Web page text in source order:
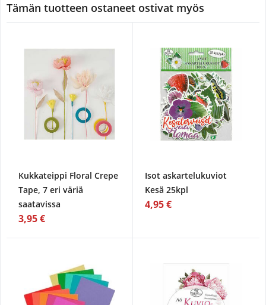
Tämän tuotteen ostaneet ostivat myös
Kukkateippi Floral Crepe
Tape, 7 eri väriä
saatavissa
3,95 €
Isot askartelukuviot
Kesä 25kpl
4,95 €